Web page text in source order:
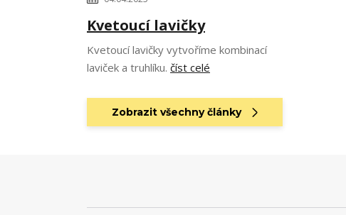
Kvetoucí lavičky
Kvetoucí lavičky vytvoříme kombinací
laviček a truhlíku. číst celé
Zobrazit všechny články